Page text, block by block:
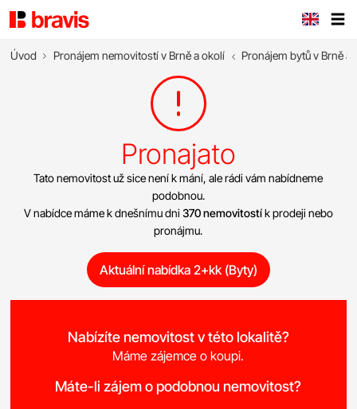
Úvod Pronájem nemovitostí v Brně a okolí Pronájem bytů v Brně a
Pronajato
Tato nemovitost už sice není k mání, ale rádi vám nabídneme
podobnou.
V nabídce máme k dnešnímu dni 370 nemovitostík prodeji nebo
pronájmu.
Aktuální nabídka 2+kk (Byty)
Nabízíte nemovitost v této lokalitě?
Máme zájemce o koupi.
Máte-li zájem o podobnou nemovitost?